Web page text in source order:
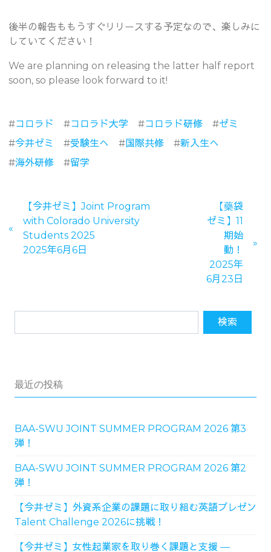
後半の報告ももうすぐリリースする予定なので、楽しみに
していてください！
We are planning on releasing the latter half report
soon, so please look forward to it!
#コロラド #コロラド大学 #コロラド研修 #ゼミ
#今井ゼミ #受験生へ #国際共修 #新入生へ
#海外研修 #留学
【今井ゼミ】Joint Program
with Colorado University
Students 2025
2025年6月6日
【藥袋
ゼミ】11
期始
動！
2025年
6月23日
最近の投稿
BAA-SWU JOINT SUMMER PROGRAM 2026 第3
弾！
BAA-SWU JOINT SUMMER PROGRAM 2026 第2
弾！
【今井ゼミ】外資系企業の課題に取り組む英語プレゼン
Talent Challenge 2026に挑戦！
【今井ゼミ】女性起業家を取り巻く課題と支援 ―